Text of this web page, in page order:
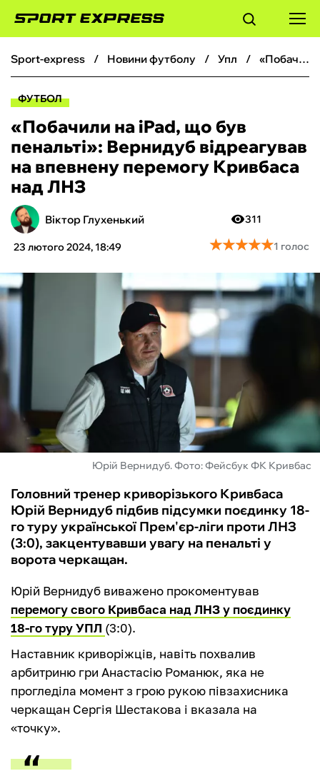
ФУТБОЛ
БОКС
ХОКЕЙ
ТЕНІС
КІБЕРСПОРТ
ЧС-2026
БУКМЕКЕРИ
sport-express новини футболу упл «Побачили на iPad, що був пенальті»: Вернидуб відреагував на впевнену перемогу Кривбаса над ЛНЗ
ФУТБОЛ
«Побачили на iPad, що був
пенальті»: Вернидуб відреагував
на впевнену перемогу Кривбаса
над ЛНЗ
Віктор Глухенький
23 лютого 2024, 18:49
311
★★★★★
★★★★★1 голос
Юрій Вернидуб. Фото: Фейсбук ФК Кривбас
Головний тренер криворізького Кривбаса
Юрій Вернидуб підбив підсумки поєдинку 18-
го туру української Прем'єр-ліги проти ЛНЗ
(3:0), закцентувавши увагу на пенальті у
ворота черкащан.
Юрій Вернидуб виважено прокоментував
перемогу свого Кривбаса над ЛНЗ у поєдинку
18-го туру УПЛ (3:0).
Наставник криворіжців, навіть похвалив
арбитриню гри Анастасію Романюк, яка не
прогледіла момент з грою рукою півзахисника
черкащан Сергія Шестакова і вказала на
«точку».